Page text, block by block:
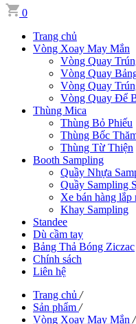
0
Trang chủ
Vòng Xoay May Mắn
Vòng Quay
Vòng Quay
Vòng Quay
Vòng Quay Để
Thùng Mica
Thùng Bỏ Phiếu
Thùng Bốc
Thùng Từ Thiện
Booth Sampling
Quầy Nhựa
Quầy Sampling
Xe bán hàng lắp
Khay Sampling
Standee
Dù cầm tay
Bảng Thả Bóng Ziczac
Chính sách
Liên hệ
Trang chủ /
Sản phẩm /
Vòng Xoay May Mắn /